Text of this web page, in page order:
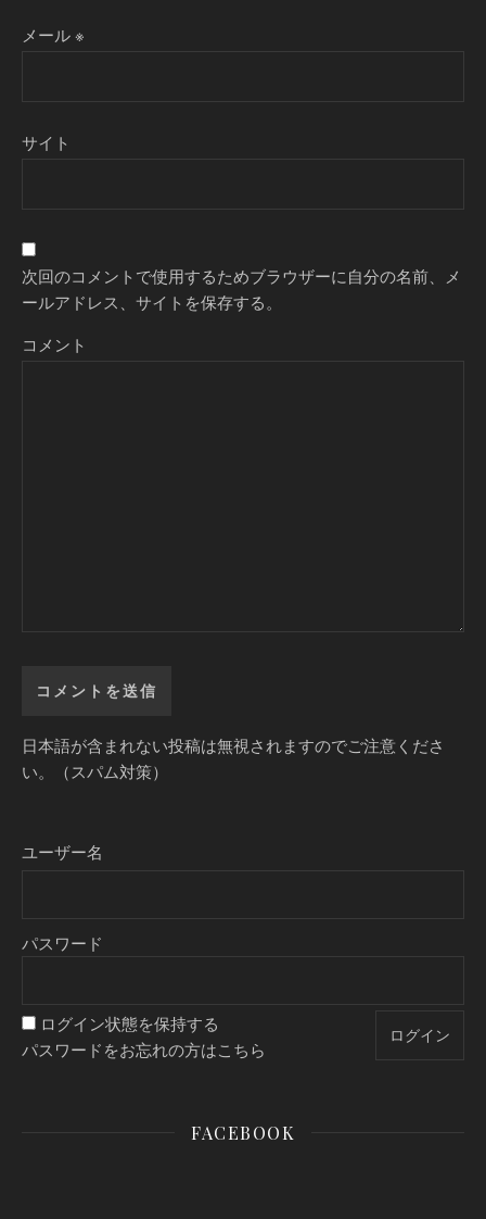
メール※
サイト
次回のコメントで使用するためブラウザーに自分の名前、メ
ールアドレス、サイトを保存する。
コメント
日本語が含まれない投稿は無視されますのでご注意くださ
い。（スパム対策）
ユーザー名
パスワード
ログイン状態を保持する
パスワードをお忘れの方はこちら
FACEBOOK